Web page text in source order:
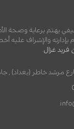
يهتم برعاية وصحة
بإدارته والإشراف عليه
فريد غزال
مرشد خاطر (بغداد) ,